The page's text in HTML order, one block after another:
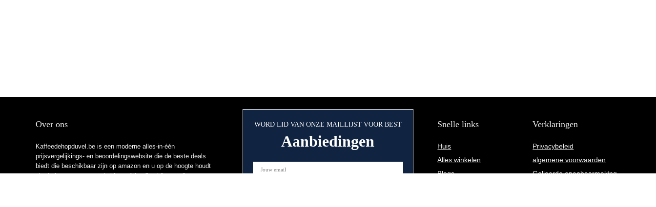
Over ons
Kaffeedehopduvel.be is een moderne alles-in-één
prijsvergelijkings- en beoordelingswebsite die de beste deals
biedt die beschikbaar zijn op amazon en u op de hoogte houdt
via de laatst toegevoegde blogs. Alle afbeeldingen zijn
WORD LID VAN ONZE MAILLIJST VOOR BEST
Aanbiedingen
Snelle links
Huis
Alles winkelen
Blogs
Verklaringen
Privacybeleid
algemene voorwaarden
Gelieerde openbaarmaking